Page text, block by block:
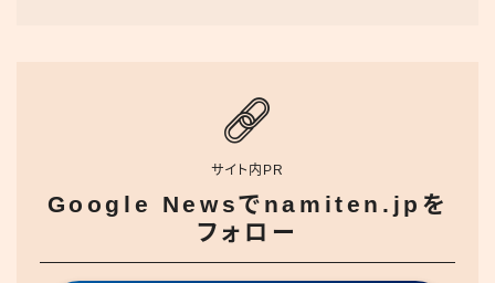
サイト内PR
Google Newsでnamiten.jpを
フォロー